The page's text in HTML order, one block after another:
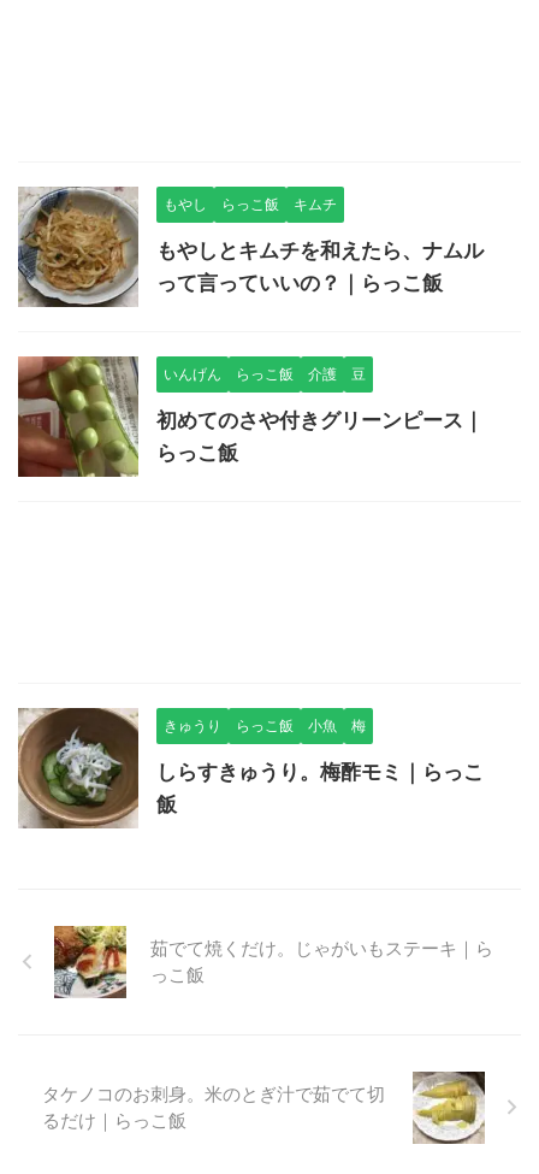
もやし らっこ飯 キムチ
もやしとキムチを和えたら、ナムル
って言っていいの？｜らっこ飯
いんげん らっこ飯 介護 豆
初めてのさや付きグリーンピース｜
らっこ飯
きゅうり らっこ飯 小魚 梅
しらすきゅうり。梅酢モミ｜らっこ
飯
茹でて焼くだけ。じゃがいもステーキ｜ら
っこ飯
タケノコのお刺身。米のとぎ汁で茹でて切
るだけ｜らっこ飯